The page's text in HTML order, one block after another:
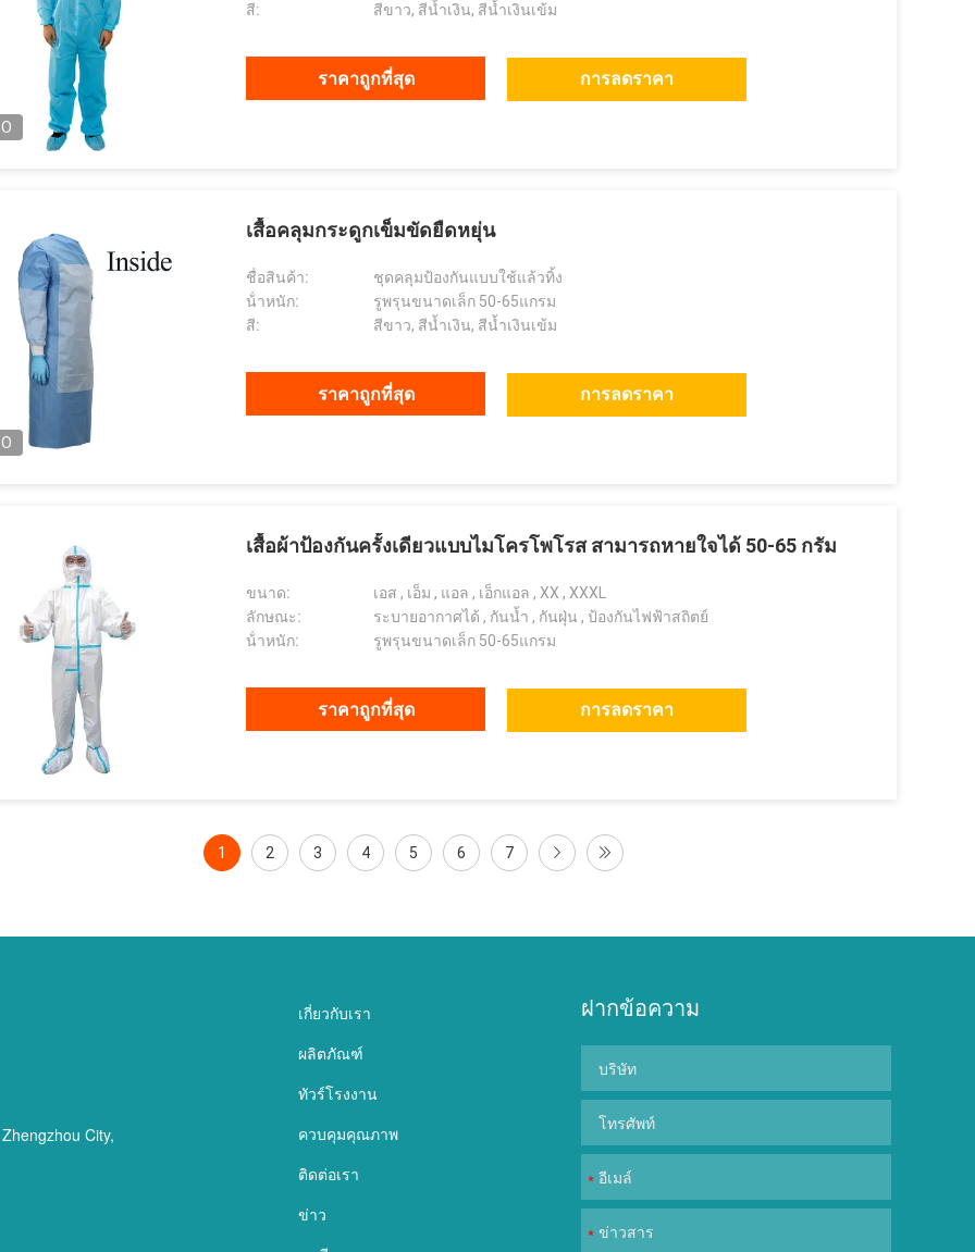
สี:
สีขาว, สีน้ำเงิน, สีน้ำเงินเข้ม
ราคาถูกที่สุด การลดราคา
เสื้อคลุมกระดูกเข็มขัดยืดหยุ่น
ชื่อสินค้า:
ชุดคลุมป้องกันแบบใช้แล้วทิ้ง
น้ําหนัก:
รูพรุนขนาดเล็ก 50-65แกรม
สี:
สีขาว, สีน้ำเงิน, สีน้ำเงินเข้ม
ราคาถูกที่สุด การลดราคา
เสื้อผ้าป้องกันครั้งเดียวแบบไมโครโพโรส สามารถหายใจได้ 50-65 กรัม
ขนาด:
เอส , เอ็ม , แอล , เอ็กแอล , XX , XXXL
ลักษณะ:
ระบายอากาศได้ , กันน้ำ , กันฝุ่น , ป้องกันไฟฟ้าสถิตย์
น้ําหนัก:
รูพรุนขนาดเล็ก 50-65แกรม
ราคาถูกที่สุด การลดราคา
1 2 3 4 5 6 7
City,
เกี่ยวกับเรา
ผลิตภัณฑ์
ทัวร์โรงงาน
ควบคุมคุณภาพ
ติดต่อเรา
ข่าว
ฝากข้อความ